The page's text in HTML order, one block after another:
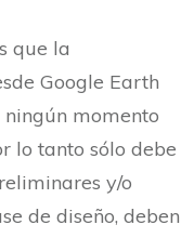
que la
Google Earth
momento
lo tanto sólo debe
y/o
de diseño, deben